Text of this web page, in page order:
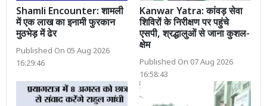
Shamli Encounter: शामली
में एक लाख का इनामी फुरकान
मुठभेड़ में ढेर
Published On 05 Aug 2026
16:29:46
Kanwar Yatra: कांवड़ सेवा
शिविरों के निरीक्षण पर पहुंचे
एसपी, श्रद्धालुओं से जाना कुशल-
क्षेम
Published On 07 Aug 2026
16:58:43